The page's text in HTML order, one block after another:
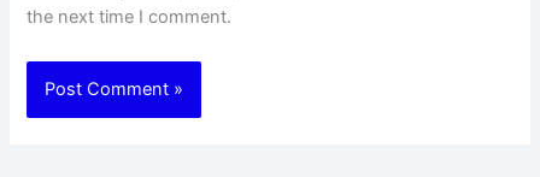
the next time I comment.